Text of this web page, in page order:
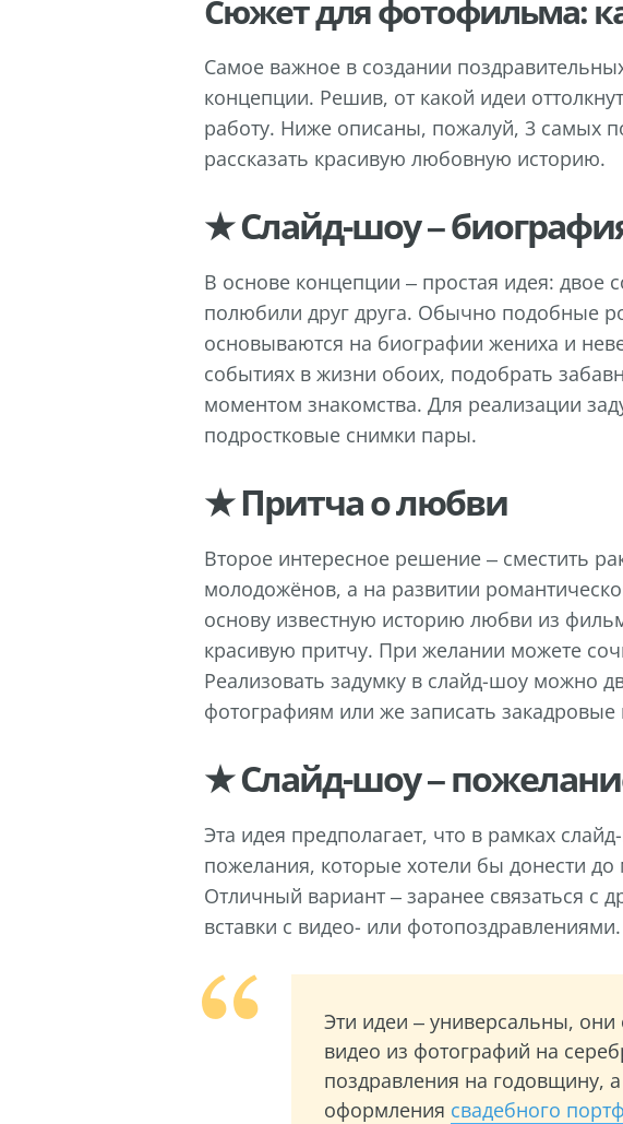
Сюжет для фотофильма:
Самое важное в создании
концепции. Решив, от какой идеи
работу. Ниже описаны, пожалуй, 3 самых
рассказать красивую любовную историю.
★ Слайд-шоу –
В основе концепции – простая идея:
полюбили друг друга. Обычно подобные
основываются на биографии жениха и
событиях в жизни обоих, подобрать
моментом знакомства. Для реализации
подростковые снимки пары.
★ Притча о любви
Второе интересное решение – сместить
молодожёнов, а на развитии
основу известную историю любви из
красивую притчу. При желании можете
Реализовать задумку в слайд-шоу можно
фотографиям или же записать
★ Слайд-шоу –
Эта идея предполагает, что в рамках
пожелания, которые хотели бы донести
Отличный вариант – заранее связаться с
вставки с видео- или фотопоздравлениями.
Эти идеи – универсальны,
видео из фотографий на
поздравления на годовщину,
оформления свадебного